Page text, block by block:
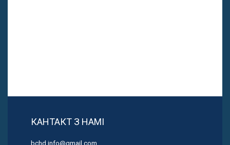
КАНТАКТ З НАМІ
bchd.info@gmail.com